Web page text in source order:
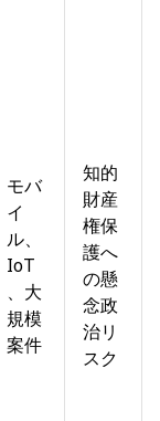
モバ
イ
ル、
IoT
、大
規模
案件
知的
財産
権保
護へ
の懸
念政
治リ
スク